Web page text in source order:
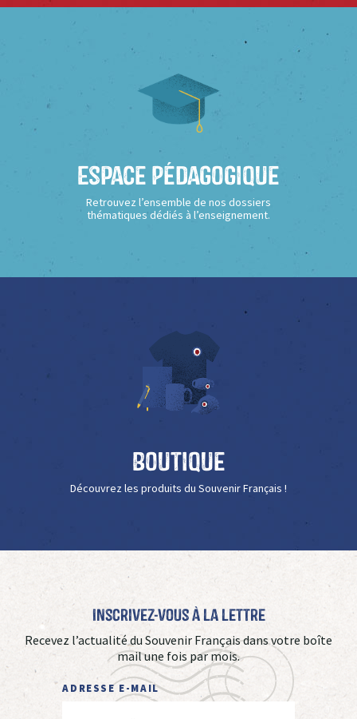
Espace Pédagogique
Retrouvez l’ensemble de nos dossiers
thématiques dédiés à l’enseignement.
Boutique
Découvrez les produits du Souvenir Français !
Inscrivez-vous à La Lettre
Recevez l’actualité du Souvenir Français dans votre boîte
mail une fois par mois.
ADRESSE E-MAIL